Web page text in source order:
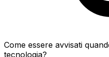
Come essere avvisati
tecnologia?